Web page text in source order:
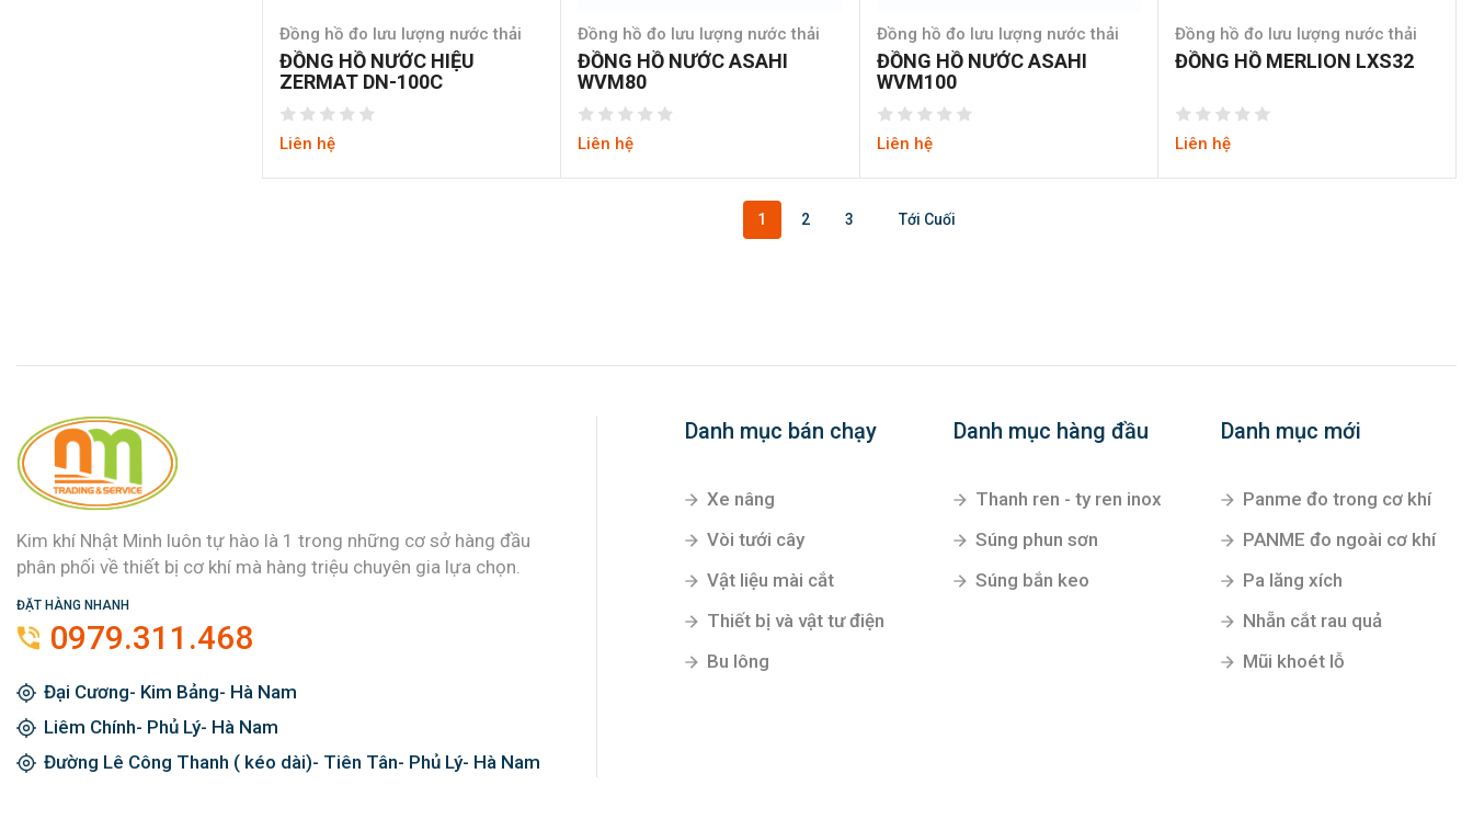
Đồng hồ đo lưu lượng nước thải
ĐỒNG HỒ NƯỚC HIỆU
ZERMAT DN-100C
Liên hệ
Đồng hồ đo lưu lượng nước thải
ĐỒNG HỒ NƯỚC ASAHI
WVM80
Liên hệ
Đồng hồ đo lưu lượng nước thải
ĐỒNG HỒ NƯỚC ASAHI
WVM100
Liên hệ
Đồng hồ đo lưu lượng nước thải
ĐỒNG HỒ MERLION LXS32
Liên hệ
1 2 3 Tới Cuối
Kim khí Nhật Minh luôn tự hào là 1 trong những cơ sở hàng đầu
phân phối về thiết bị cơ khí mà hàng triệu chuyên gia lựa chọn.
ĐẶT HÀNG NHANH
0979.311.468
Đại Cương- Kim Bảng- Hà Nam
Liêm Chính- Phủ Lý- Hà Nam
Đường Lê Công Thanh ( kéo dài)- Tiên Tân- Phủ Lý- Hà Nam
Danh mục bán chạy
Xe nâng
Vòi tưới cây
Vật liệu mài cắt
Thiết bị và vật tư điện
Bu lông
Danh mục hàng đầu
Thanh ren - ty ren inox
Súng phun sơn
Súng bắn keo
Danh mục mới
Panme đo trong cơ khí
PANME đo ngoài cơ khí
Pa lăng xích
Nhẵn cắt rau quả
Mũi khoét lỗ